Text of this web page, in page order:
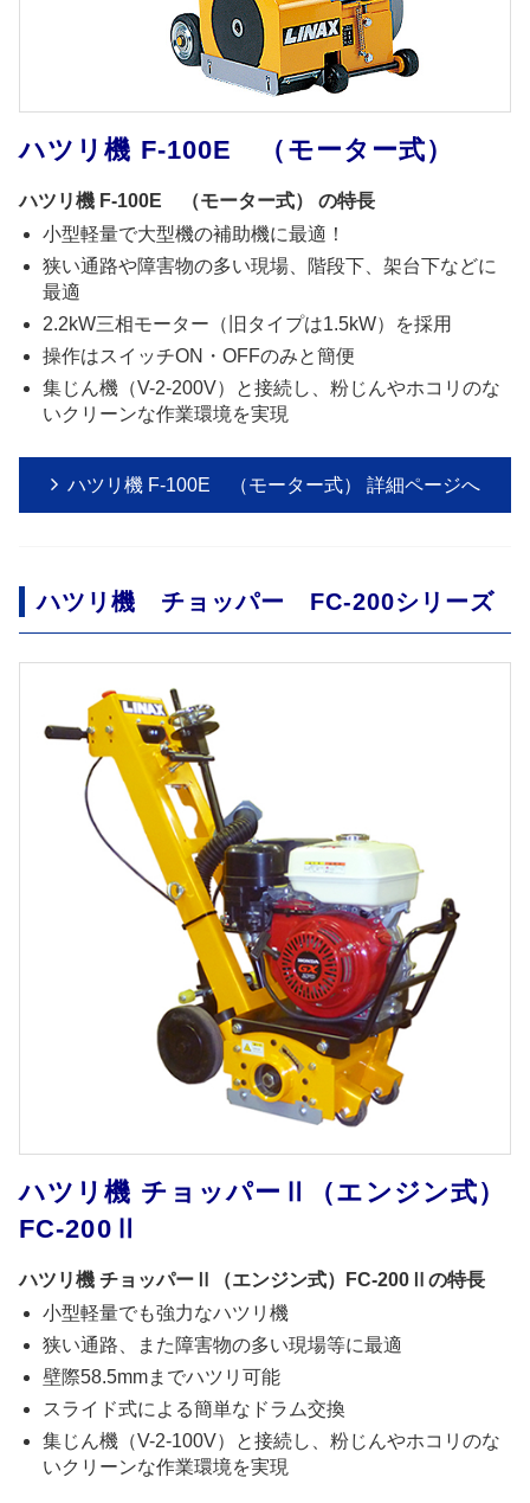
ハツリ機 F-100E （モーター式）
ハツリ機 F-100E （モーター式） の特長
小型軽量で大型機の補助機に最適！
狭い通路や障害物の多い現場、階段下、架台下などに
最適
2.2kW三相モーター（旧タイプは1.5kW）を採用
操作はスイッチON・OFFのみと簡便
集じん機（V-2-200V）と接続し、粉じんやホコリのな
いクリーンな作業環境を実現
ハツリ機 F-100E （モーター式） 詳細ページへ
ハツリ機 チョッパー FC-200シリーズ
ハツリ機 チョッパーⅡ（エンジン式）
FC-200Ⅱ
ハツリ機 チョッパーⅡ（エンジン式）FC-200Ⅱの特長
小型軽量でも強力なハツリ機
狭い通路、また障害物の多い現場等に最適
壁際58.5mmまでハツリ可能
スライド式による簡単なドラム交換
集じん機（V-2-100V）と接続し、粉じんやホコリのな
いクリーンな作業環境を実現